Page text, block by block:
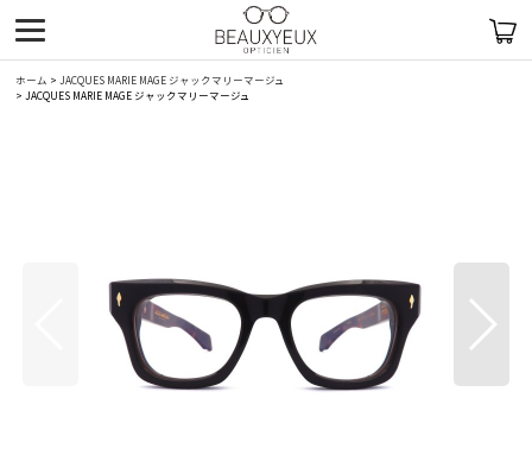
ホーム > JACQUES MARIE MAGE ジャックマリーマージュ
> JACQUES MARIE MAGE ジャックマリーマージュ